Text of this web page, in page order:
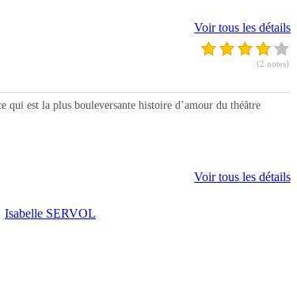
Voir tous les détails
(2 notes)
qui est la plus bouleversante histoire d’amour du théâtre
Voir tous les détails
Isabelle SERVOL